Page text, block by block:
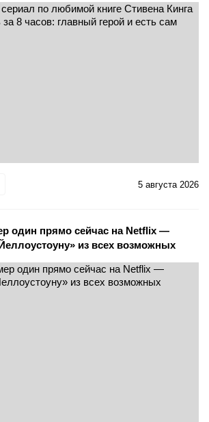
5 августа 2026
один прямо сейчас на Netflix —
из всех возможных